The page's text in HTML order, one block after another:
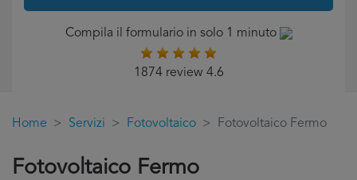
Compila il formulario in solo 1 minuto
1874 review 4.6
Home Servizi Fotovoltaico Fotovoltaico Fermo
Fotovoltaico Fermo